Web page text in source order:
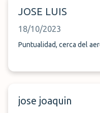
JOSE LUIS
18/10/2023
Puntualidad, cerca del
jose joaquin